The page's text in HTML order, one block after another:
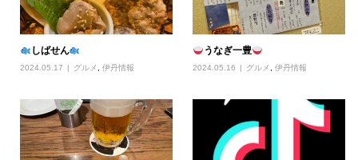
しばせん
2024.05.17 グルメ 伊丹情報
うなぎ一豊
2024.05.16 グルメ ,伊丹情報